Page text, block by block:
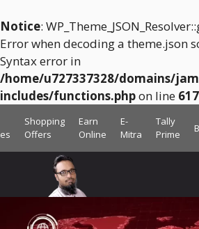
Notice:
Error when decoding a theme.json
Syntax error in
/home/u727337328/domains/
includes/functions.phpon line
to
Shopping
Offers
Earn
Online
E-
Mitra
Tally
Prime